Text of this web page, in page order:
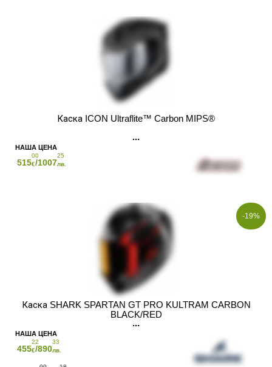
Каска ICON Ultraflite™ Carbon MIPS®
515
00
€/1007
25
лв.
-19%
Каска SHARK SPARTAN GT PRO KULTRAM CARBON
BLACK/RED
455
22
€/890
33
лв.